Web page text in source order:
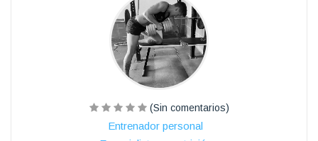
(Sin comentarios)
Entrenador personal